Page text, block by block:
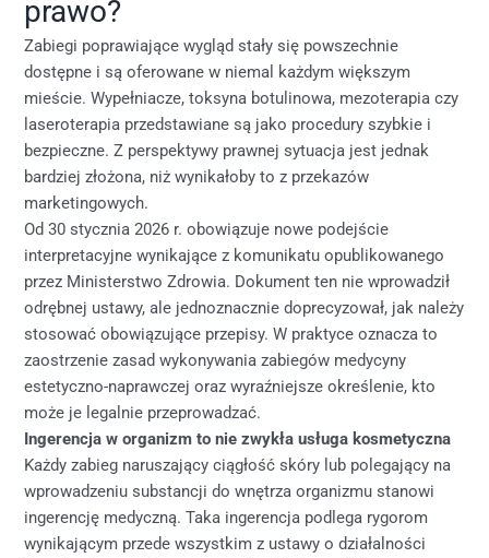
prawo?
Zabiegi poprawiające wygląd stały się powszechnie
dostępne i są oferowane w niemal każdym większym
mieście. Wypełniacze, toksyna botulinowa, mezoterapia czy
laseroterapia przedstawiane są jako procedury szybkie i
bezpieczne. Z perspektywy prawnej sytuacja jest jednak
bardziej złożona, niż wynikałoby to z przekazów
marketingowych.
Od 30 stycznia 2026 r. obowiązuje nowe podejście
interpretacyjne wynikające z komunikatu opublikowanego
przez Ministerstwo Zdrowia. Dokument ten nie wprowadził
odrębnej ustawy, ale jednoznacznie doprecyzował, jak należy
stosować obowiązujące przepisy. W praktyce oznacza to
zaostrzenie zasad wykonywania zabiegów medycyny
estetyczno-naprawczej oraz wyraźniejsze określenie, kto
może je legalnie przeprowadzać.
Ingerencja w organizm to nie zwykła usługa kosmetyczna
Każdy zabieg naruszający ciągłość skóry lub polegający na
wprowadzeniu substancji do wnętrza organizmu stanowi
ingerencję medyczną. Taka ingerencja podlega rygorom
wynikającym przede wszystkim z ustawy o działalności